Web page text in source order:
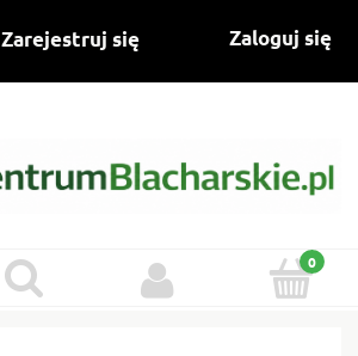
Zarejestruj się Zaloguj się